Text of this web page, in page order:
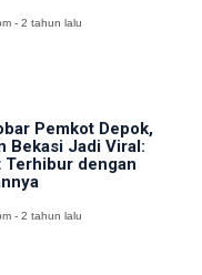
- 2 tahun lalu
Pemkot Depok,
Bekasi Jadi Viral:
Terhibur dengan
- 2 tahun lalu